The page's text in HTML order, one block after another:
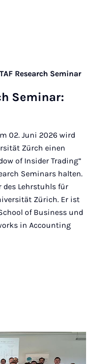
TAF Research Seminar
Se­mi­nar:
02. Juni 2026 wird
Zürch einen
of Insider Trading”
Seminars halten.
des Lehrstuhls für
Zürich. Er ist
of Business und
in Accounting